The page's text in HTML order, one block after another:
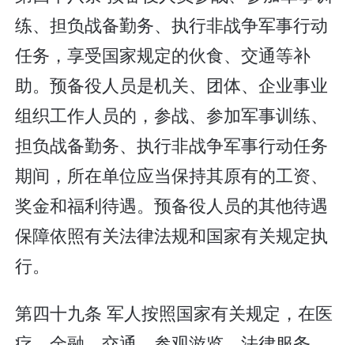
练、担负战备勤务、执行非战争军事行动
任务，享受国家规定的伙食、交通等补
助。预备役人员是机关、团体、企业事业
组织工作人员的，参战、参加军事训练、
担负战备勤务、执行非战争军事行动任务
期间，所在单位应当保持其原有的工资、
奖金和福利待遇。预备役人员的其他待遇
保障依照有关法律法规和国家有关规定执
行。
第四十九条 军人按照国家有关规定，在医